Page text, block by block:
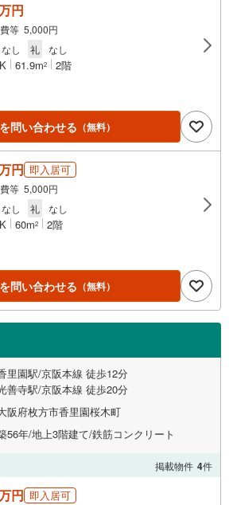
円
等 5,000円
なし 礼 なし
61.9m2 2階
問い合わせる （無料）
円 即入居可
等 5,000円
なし 礼 なし
60m2 2階
問い合わせる （無料）
里園駅/京阪本線 徒歩12分
善寺駅/京阪本線 徒歩20分
阪府枚方市香里園桜木町
56年/地上3階建て/鉄筋コンクリート
掲載物件 4件
円 即入居可